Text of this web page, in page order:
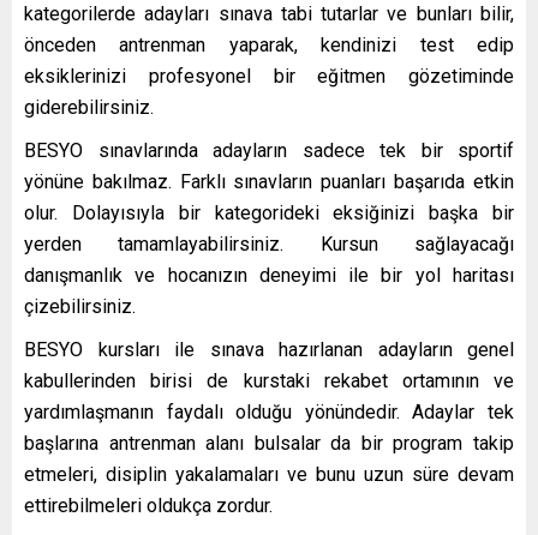
kategorilerde adayları sınava tabi tutarlar ve bunları bilir,
önceden antrenman yaparak, kendinizi test edip
eksiklerinizi profesyonel bir eğitmen gözetiminde
giderebilirsiniz.
BESYO sınavlarında adayların sadece tek bir sportif
yönüne bakılmaz. Farklı sınavların puanları başarıda etkin
olur. Dolayısıyla bir kategorideki eksiğinizi başka bir
yerden tamamlayabilirsiniz. Kursun sağlayacağı
danışmanlık ve hocanızın deneyimi ile bir yol haritası
çizebilirsiniz.
BESYO kursları ile sınava hazırlanan adayların genel
kabullerinden birisi de kurstaki rekabet ortamının ve
yardımlaşmanın faydalı olduğu yönündedir. Adaylar tek
başlarına antrenman alanı bulsalar da bir program takip
etmeleri, disiplin yakalamaları ve bunu uzun süre devam
ettirebilmeleri oldukça zordur.